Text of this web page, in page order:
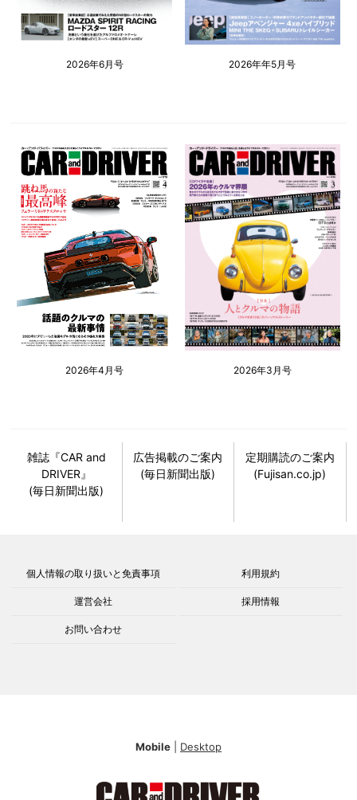
2026年6月号 2026年年5月号
2026年4月号 2026年3月号
雑誌『CAR and
DRIVER』
(毎日新聞出版)
広告掲載のご案内
(毎日新聞出版)
定期購読のご案内
(Fujisan.co.jp)
個人情報の取り扱いと免責事項 利用規約
運営会社 採用情報
お問い合わせ
Mobile Desktop